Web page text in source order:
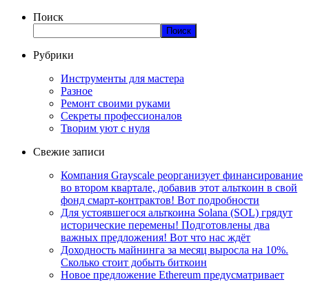
Поиск
Поиск
Рубрики
Инструменты для мастера
Разное
Ремонт своими руками
Секреты профессионалов
Творим уют с нуля
Свежие записи
Компания Grayscale реорганизует финансирование
во втором квартале, добавив этот альткоин в свой
фонд смарт-контрактов! Вот подробности
Для устоявшегося альткоина Solana (SOL) грядут
исторические перемены! Подготовлены два
важных предложения! Вот что нас ждёт
Доходность майнинга за месяц выросла на 10%.
Сколько стоит добыть биткоин
Новое предложение Ethereum предусматривает